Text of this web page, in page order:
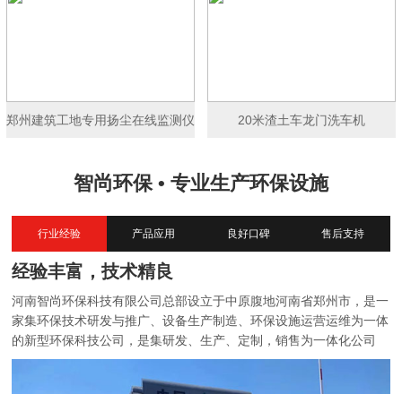
郑州建筑工地专用扬尘在线监测仪 20米渣土车龙门洗车机
智尚环保 • 专业生产环保设施
行业经验 产品应用 良好口碑 售后支持
经验丰富，技术精良
河南智尚环保科技有限公司总部设立于中原腹地河南省郑州市，是一
家集环保技术研发与推广、设备生产制造、环保设施运营运维为一体
的新型环保科技公司，是集研发、生产、定制，销售为一体化公司